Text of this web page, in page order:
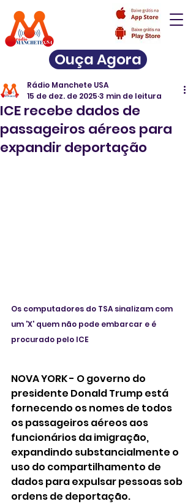
Ouça Agora
ICE recebe dados de
passageiros aéreos para
expandir deportação
Rádio Manchete USA
15 de dez. de 2025 3 min de leitura
Os computadores do TSA sinalizam com
um 'X' quem não pode embarcar e é
procurado pelo ICE
NOVA YORK - O governo do
presidente Donald Trump está
fornecendo os nomes de todos
os passageiros aéreos aos
funcionários da imigração,
expandindo substancialmente o
uso do compartilhamento de
dados para expulsar pessoas sob
ordens de deportação.